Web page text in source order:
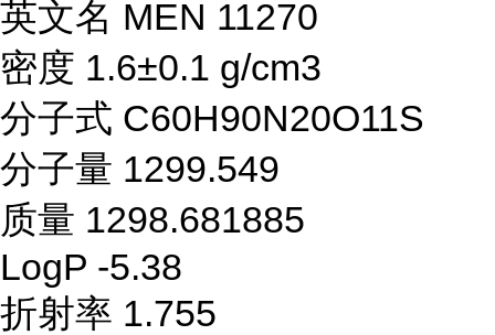
英文名 MEN 11270
密度 1.6±0.1 g/cm3
分子式 C60H90N20O11S
分子量 1299.549
质量 1298.681885
LogP -5.38
折射率 1.755